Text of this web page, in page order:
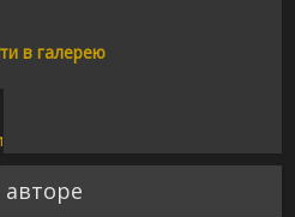
в галерею